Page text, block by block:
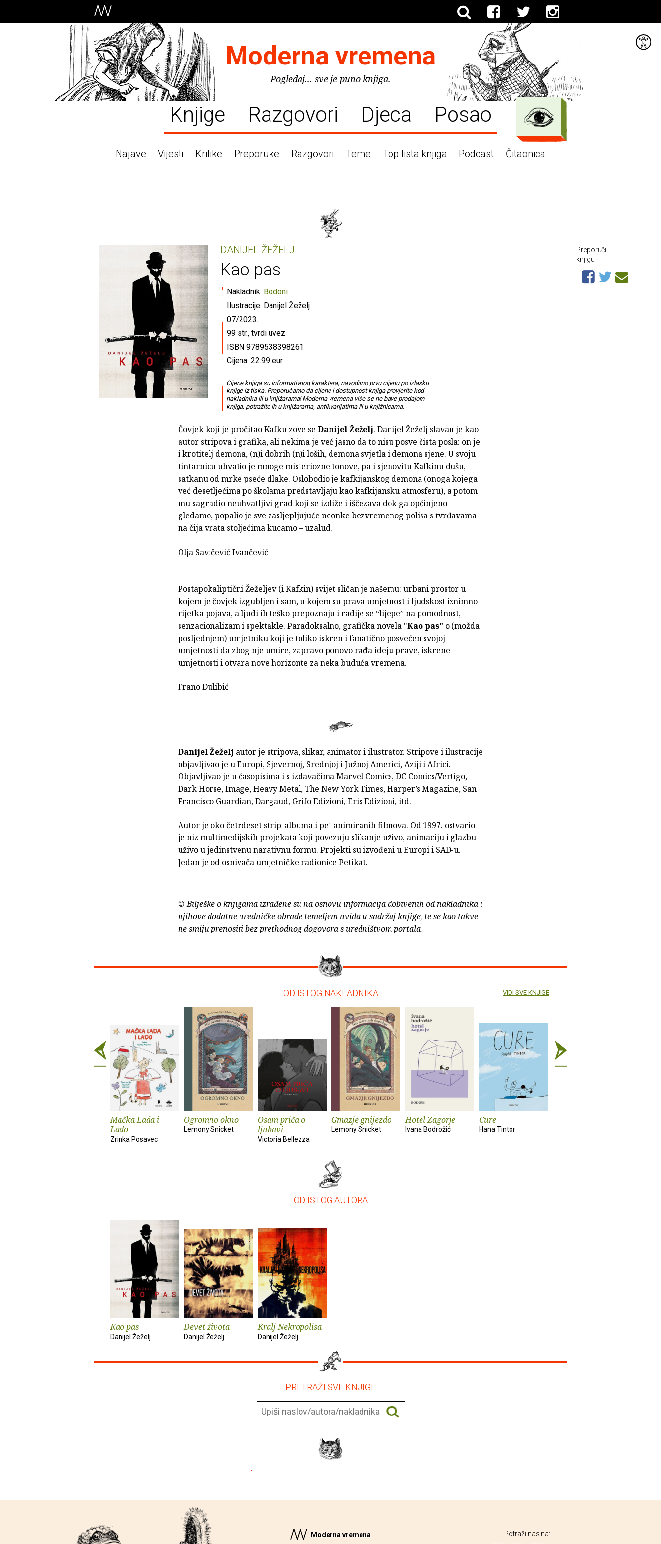
Moderna vremena
Pogledaj... sve je puno knjiga.
Knjige Razgovori Djeca Posao
Najave Vijesti Kritike Preporuke Razgovori Teme Top lista knjiga Podcast Čitaonica
DANIJEL ŽEŽELJ
Kao pas
Nakladnik: Bodoni
Ilustracije: Danijel Žeželj
07/2023.
99 str., tvrdi uvez
ISBN 9789538398261
Cijena: 22.99 eur
Cijene knjiga su informativnog karaktera, navodimo prvu cijenu po izlasku
knjige iz tiska. Preporučamo da cijene i dostupnost knjiga provjerite kod
nakladnika ili u knjižarama! Moderna vremena više se ne bave prodajom
knjiga, potražite ih u knjižarama, antikvarijatima ili u knjižnicama.
Čovjek koji je pročitao Kafku zove se Danijel Žeželj. Danijel Žeželj slavan je kao
autor stripova i grafika, ali nekima je već jasno da to nisu posve čista posla: on je
i krotitelj demona, (n)i dobrih (n)i loših, demona svjetla i demona sjene. U svoju
tintarnicu uhvatio je mnoge misteriozne tonove, pa i sjenovitu Kafkinu dušu,
satkanu od mrke pseće dlake. Oslobodio je kafkijanskog demona (onoga kojega
već desetljećima po školama predstavljaju kao kafkijansku atmosferu), a potom
mu sagradio neuhvatljivi grad koji se izdiže i iščezava dok ga opčinjeno
gledamo, popalio je sve zasljepljujuće neonke bezvremenog polisa s tvrđavama
na čija vrata stoljećima kucamo – uzalud.
Olja Savičević Ivančević
Postapokaliptični Žeželjev (i Kafkin) svijet sličan je našemu: urbani prostor u
kojem je čovjek izgubljen i sam, u kojem su prava umjetnost i ljudskost iznimno
rijetka pojava, a ljudi ih teško prepoznaju i radije se “lijepe” na pomodnost,
senzacionalizam i spektakle. Paradoksalno, grafička novela "Kao pas" o (možda
posljednjem) umjetniku koji je toliko iskren i fanatično posvećen svojoj
umjetnosti da zbog nje umire, zapravo ponovo rađa ideju prave, iskrene
umjetnosti i otvara nove horizonte za neka buduća vremena.
Frano Dulibić
Danijel Žeželj autor je stripova, slikar, animator i ilustrator. Stripove i ilustracije
objavljivao je u Europi, Sjevernoj, Srednjoj i Južnoj Americi, Aziji i Africi.
Objavljivao je u časopisima i s izdavačima Marvel Comics, DC Comics/Vertigo,
Dark Horse, Image, Heavy Metal, The New York Times, Harper’s Magazine, San
Francisco Guardian, Dargaud, Grifo Edizioni, Eris Edizioni, itd.
Autor je oko četrdeset strip-albuma i pet animiranih filmova. Od 1997. ostvario
je niz multimedijskih projekata koji povezuju slikanje uživo, animaciju i glazbu
uživo u jedinstvenu narativnu formu. Projekti su izvođeni u Europi i SAD-u.
Jedan je od osnivača umjetničke radionice Petikat.
© Bilješke o knjigama izrađene su na osnovu informacija dobivenih od nakladnika i
njihove dodatne uredničke obrade temeljem uvida u sadržaj knjige, te se kao takve
ne smiju prenositi bez prethodnog dogovora s uredništvom portala.
Preporuči
knjigu
– OD ISTOG NAKLADNIKA –
Mačka Lada i
Lado
Zrinka Posavec
Ogromno okno
Lemony Snicket
Osam priča o
ljubavi
Victoria Bellezza
Gmazje gnijezdo
Lemony Snicket
Hotel Zagorje
Ivana Bodrožić
Cure
Hana Tintor
VIDI SVE KNJIGE
– OD ISTOG AUTORA –
Kao pas
Danijel Žeželj
Devet života
Danijel Žeželj
Kralj Nekropolisa
Danijel Žeželj
– PRETRAŽI SVE KNJIGE –
Moderna vremena Potraži nas na: